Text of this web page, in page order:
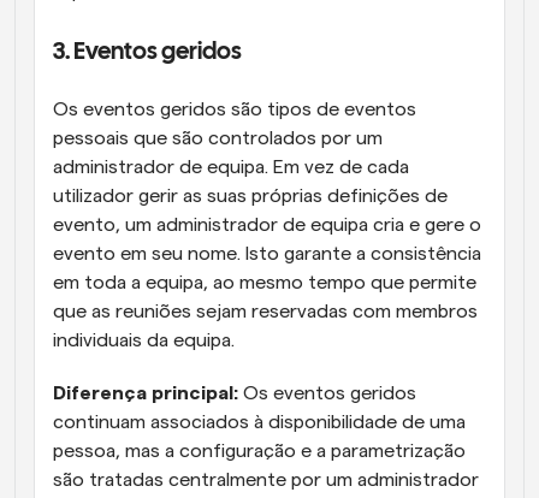
3. Eventos geridos
Os eventos geridos são tipos de eventos
pessoais que são controlados por um
administrador de equipa. Em vez de cada
utilizador gerir as suas próprias definições de
evento, um administrador de equipa cria e gere o
evento em seu nome. Isto garante a consistência
em toda a equipa, ao mesmo tempo que permite
que as reuniões sejam reservadas com membros
individuais da equipa.
Diferença principal: Os eventos geridos
continuam associados à disponibilidade de uma
pessoa, mas a configuração e a parametrização
são tratadas centralmente por um administrador